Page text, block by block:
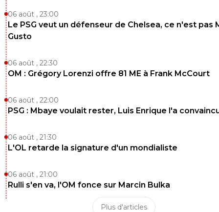
06 août , 23:00
Le PSG veut un défenseur de Chelsea, ce n'est pas
Gusto
06 août , 22:30
OM : Grégory Lorenzi offre 81 ME à Frank McCourt
06 août , 22:00
PSG : Mbaye voulait rester, Luis Enrique l'a
06 août , 21:30
L'OL retarde la signature d'un mondialiste
06 août , 21:00
Rulli s'en va, l'OM fonce sur Marcin Bulka
Plus d'articles